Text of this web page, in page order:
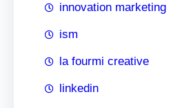
innovation marketing
ism
la fourmi creative
linkedin